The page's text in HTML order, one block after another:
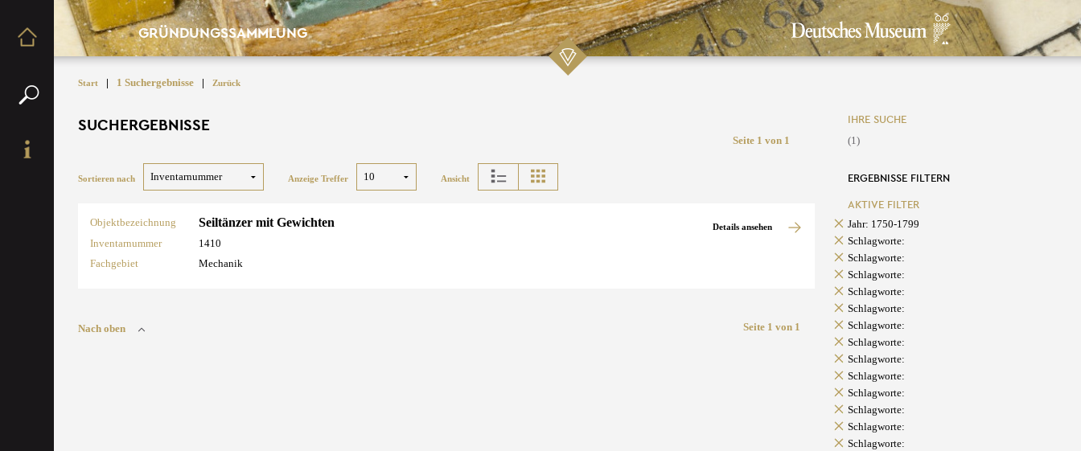
GRÜNDUNGSSAMMLUNG
Start | 1 Suchergebnisse | Zurück
SUCHERGEBNISSE
Seite 1 von 1
Sortieren nach Anzeige Treffer Ansicht
Objektbezeichnung Seiltänzer mit Gewichten
Inventarnummer
1410
Fachgebiet
Mechanik
Details ansehen
Nach oben Seite 1 von 1
IHRE SUCHE
(1)
ERGEBNISSE FILTERN
AKTIVE FILTER
Jahr: 1750-1799
Schlagworte:
Schlagworte:
Schlagworte:
Schlagworte:
Schlagworte:
Schlagworte:
Schlagworte:
Schlagworte:
Schlagworte:
Schlagworte:
Schlagworte:
Schlagworte:
Schlagworte: